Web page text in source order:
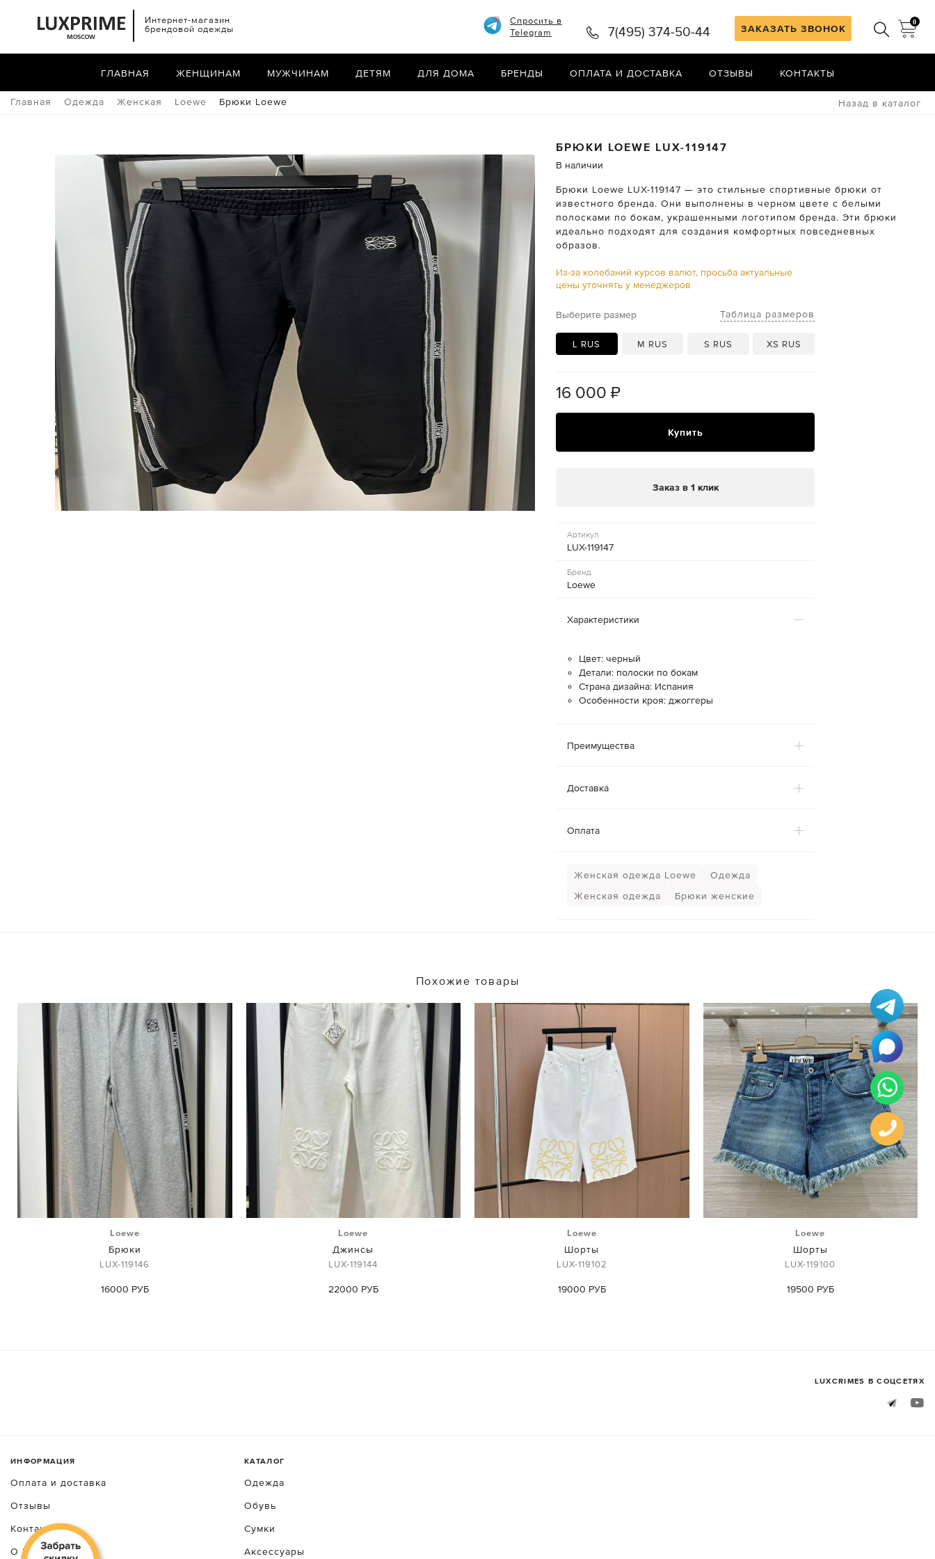
Интернет-магазин
брендовой одежды
ЗАКАЗАТЬ ЗВОНОК
0
Спросить в
Telegram
7(495) 374-50-44
ГЛАВНАЯ ЖЕНЩИНАМ МУЖЧИНАМ ДЕТЯМ ДЛЯ ДОМА БРЕНДЫ ОПЛАТА И ДОСТАВКА ОТЗЫВЫ КОНТАКТЫ
Главная Одежда Женская Loewe Брюки Loewe Назад в каталог
БРЮКИ LOEWE LUX-119147
В наличии
Брюки Loewe LUX-119147 — это стильные спортивные брюки от
известного бренда. Они выполнены в черном цвете с белыми
полосками по бокам, украшенными логотипом бренда. Эти брюки
идеально подходят для создания комфортных повседневных
образов.
Из-за колебаний курсов валют, просьба актуальные
цены уточнять у менеджеров
Выберите размер Таблица размеров
L RUS M RUS S RUS XS RUS
16 000 ₽
Купить
Заказ в 1 клик
Артикул
LUX-119147
Бренд
Loewe
Характеристики
Цвет: черный
Детали: полоски по бокам
Страна дизайна: Испания
Особенности кроя: джоггеры
Преимущества
Доставка
Оплата
Женская одежда Loewe
Одежда
Женская одежда
Брюки женские
Похожие товары
Loewe
Брюки
LUX-119146
16000 РУБ
Loewe
Джинсы
LUX-119144
22000 РУБ
Loewe
Шорты
LUX-119102
19000 РУБ
Loewe
Шорты
LUX-119100
19500 РУБ
LUXСRIMES В СОЦСЕТЯХ
ИНФОРМАЦИЯ
Оплата и доставка
Отзывы
Контакты
О luxecrime
КАТАЛОГ
Одежда
Обувь
Сумки
Аксессуары